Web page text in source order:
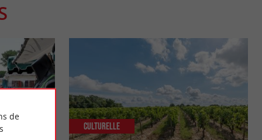
Culturelle
de